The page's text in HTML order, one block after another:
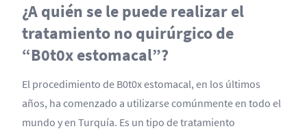
¿A quién se le puede realizar el
tratamiento no quirúrgico de
“B0t0x estomacal”?
El procedimiento de B0t0x estomacal, en los últimos
años, ha comenzado a utilizarse comúnmente en todo el
mundo y en Turquía. Es un tipo de tratamiento